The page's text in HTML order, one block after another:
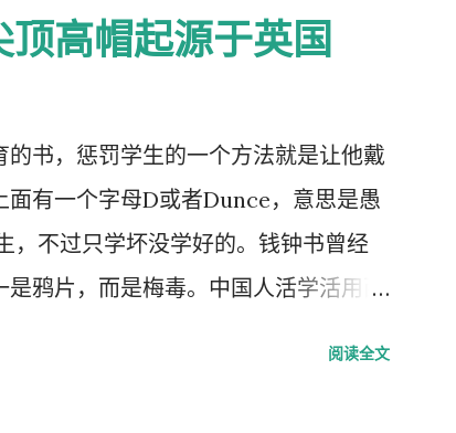
高帽起源于英国
书，惩罚学生的一个方法就是让他戴
有一个字母D或者Dunce，意思是愚
，不过只学坏没学好的。钱钟书曾经
鸦片，而是梅毒。中国人活学活用西
阅读全文